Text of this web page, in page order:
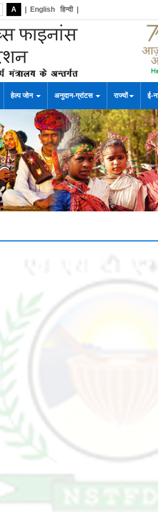
A English हिन्दी|
हेल्प जोन अनुदान-ग्रांटस राज्यों ई-